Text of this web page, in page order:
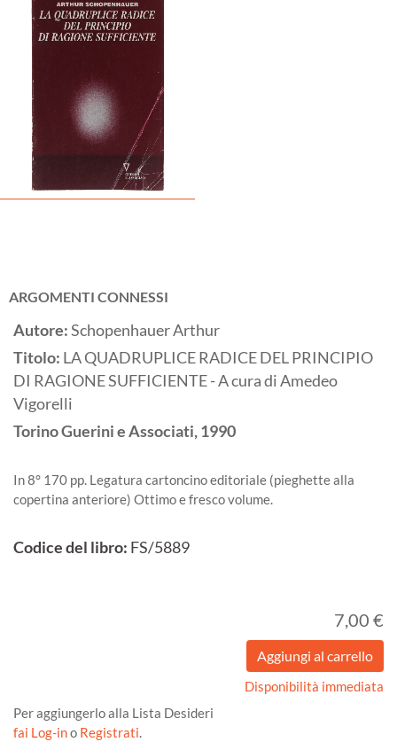
ARGOMENTI CONNESSI
Autore:Schopenhauer Arthur
Titolo: LA QUADRUPLICE RADICE DEL PRINCIPIO
DI RAGIONE SUFFICIENTE - A cura di Amedeo
Vigorelli
TorinoGuerini e Associati,1990
In 8° 170 pp. Legatura cartoncino editoriale (pieghette alla
copertina anteriore) Ottimo e fresco volume.
Codice del libro: FS/5889
7,00 €
Disponibilità immediata
Per aggiungerlo alla Lista Desideri
fai Log-ino Registrati.